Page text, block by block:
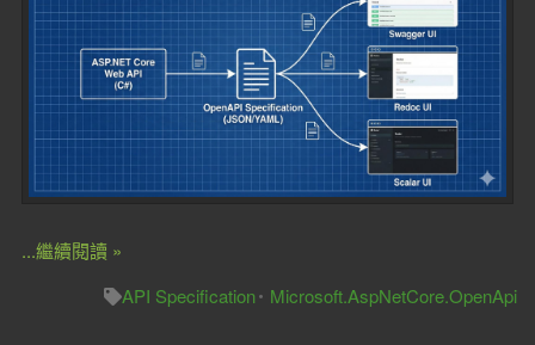
...繼續閱讀 »
API Specification
Microsoft.AspNetCore.OpenApi